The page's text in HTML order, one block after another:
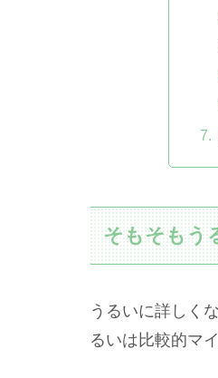
そもそもう
うるいに詳しく
るいは比較的マ